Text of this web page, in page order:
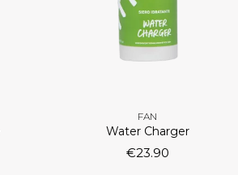
FAN
Water Charger
€23.90